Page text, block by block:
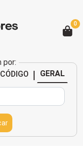
por:
CÓDIGO | GERAL
0